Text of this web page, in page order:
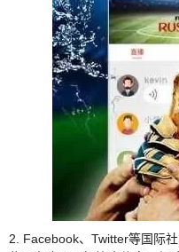
2. Facebook、Twitter等国际